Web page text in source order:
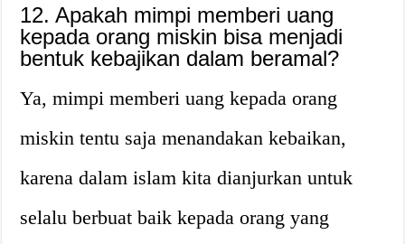
12. Apakah mimpi memberi uang
kepada orang miskin bisa menjadi
bentuk kebajikan dalam beramal?
Ya, mimpi memberi uang kepada orang
miskin tentu saja menandakan kebaikan,
karena dalam islam kita dianjurkan untuk
selalu berbuat baik kepada orang yang